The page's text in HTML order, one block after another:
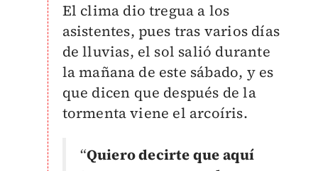
El clima dio tregua a los
asistentes, pues tras varios días
de lluvias, el sol salió durante
la mañana de este sábado, y es
que dicen que después de la
tormenta viene el arcoíris.
“Quiero decirte que aquí